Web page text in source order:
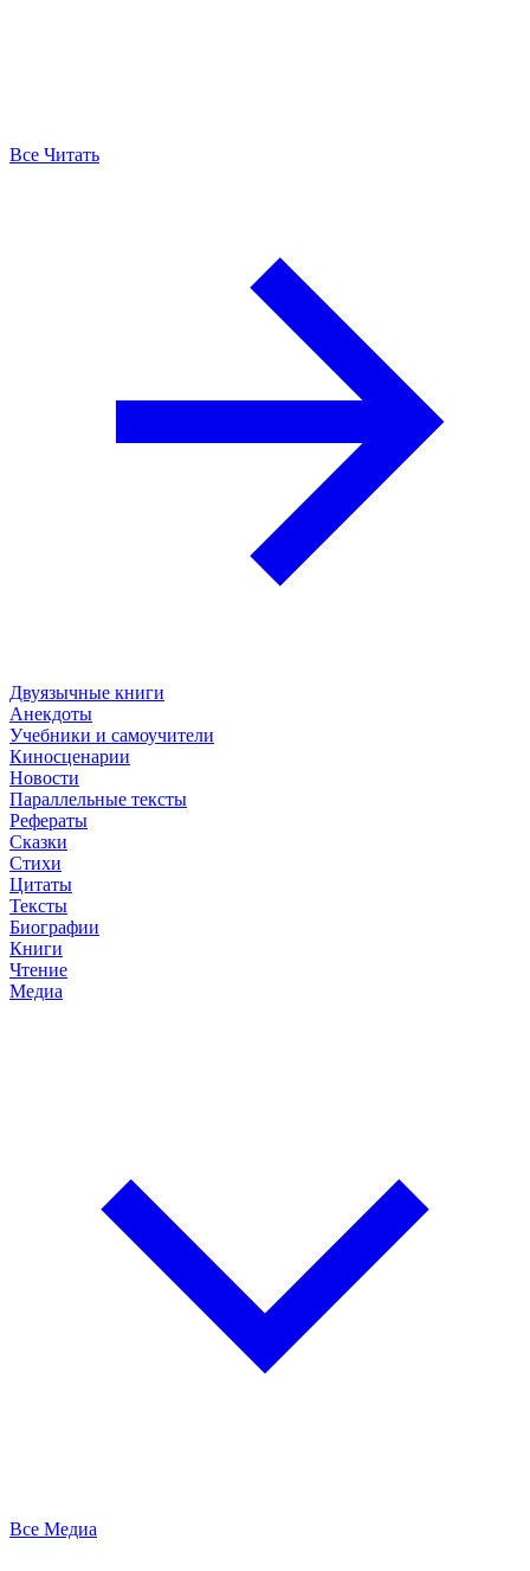
Все Читать
Двуязычные книги
Анекдоты
Учебники и самоучители
Киносценарии
Новости
Параллельные тексты
Рефераты
Сказки
Стихи
Цитаты
Тексты
Биографии
Книги
Чтение
Медиа
Все Медиа